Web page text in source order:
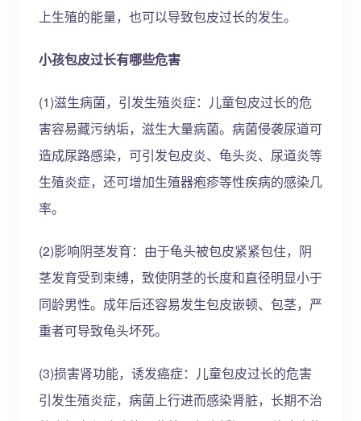
上生殖的能量，也可以导致包皮过长的发生。
小孩包皮过长有哪些危害
(1)滋生病菌，引发生殖炎症：儿童包皮过长的危
害容易藏污纳垢，滋生大量病菌。病菌侵袭尿道可
造成尿路感染，可引发包皮炎、龟头炎、尿道炎等
生殖炎症，还可增加生殖器疱疹等性疾病的感染几
率。
(2)影响阴茎发育：由于龟头被包皮紧紧包住，阴
茎发育受到束缚，致使阴茎的长度和直径明显小于
同龄男性。成年后还容易发生包皮嵌顿、包茎，严
重者可导致龟头坏死。
(3)损害肾功能，诱发癌症：儿童包皮过长的危害
引发生殖炎症，病菌上行进而感染肾脏，长期不治